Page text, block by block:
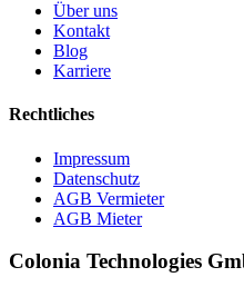
Über uns
Kontakt
Blog
Karriere
Rechtliches
Impressum
Datenschutz
AGB Vermieter
AGB Mieter
Colonia Technologies